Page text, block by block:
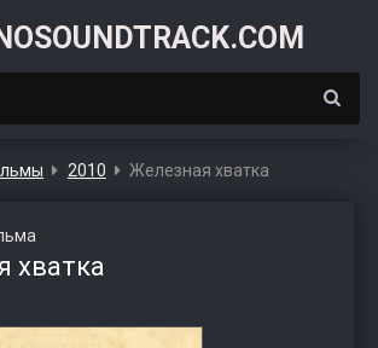
2010 Железная хватка
хватка